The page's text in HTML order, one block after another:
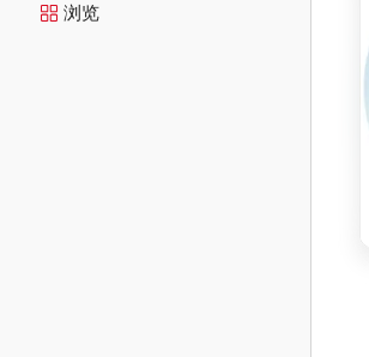
浏览